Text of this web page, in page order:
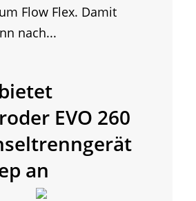
Flow Flex. Damit
nach...
EVO 260
an